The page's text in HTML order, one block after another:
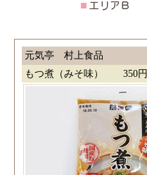
元気亭 村上食品
もつ煮（みそ味） 350円